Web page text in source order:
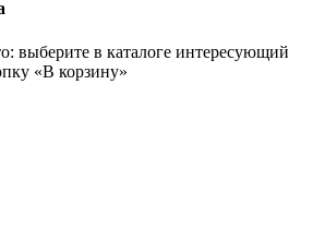
выберите в каталоге интересующий
«В корзину»